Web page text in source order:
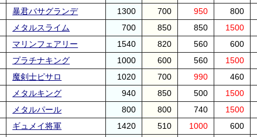
暴君バサグランデ 1300 700 950 800
メタルスライム 700 850 850 1500
マリンフェアリー 1540 820 560 600
プラチナキング 1000 600 560 1500
魔剣士ピサロ 1020 700 990 460
メタルキング 940 850 500 1500
メタルパール 800 800 740 1500
ギュメイ将軍 1420 510 1000 600